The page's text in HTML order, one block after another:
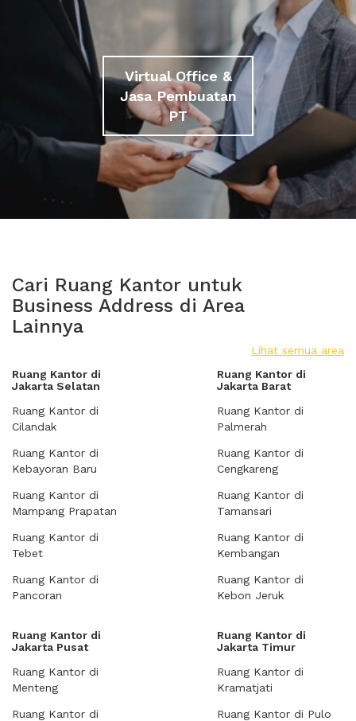
Virtual Office &
Jasa Pembuatan
PT
Cari Ruang Kantor untuk
Business Address di Area
Lainnya
Lihat semua area
Ruang Kantor di
Jakarta Selatan
Ruang Kantor di
Cilandak
Ruang Kantor di
Kebayoran Baru
Ruang Kantor di
Mampang Prapatan
Ruang Kantor di
Tebet
Ruang Kantor di
Pancoran
Ruang Kantor di
Jakarta Barat
Ruang Kantor di
Palmerah
Ruang Kantor di
Cengkareng
Ruang Kantor di
Tamansari
Ruang Kantor di
Kembangan
Ruang Kantor di
Kebon Jeruk
Ruang Kantor di
Jakarta Pusat
Ruang Kantor di
Menteng
Ruang Kantor di
Ruang Kantor di
Jakarta Timur
Ruang Kantor di
Kramatjati
Ruang Kantor di Pulo